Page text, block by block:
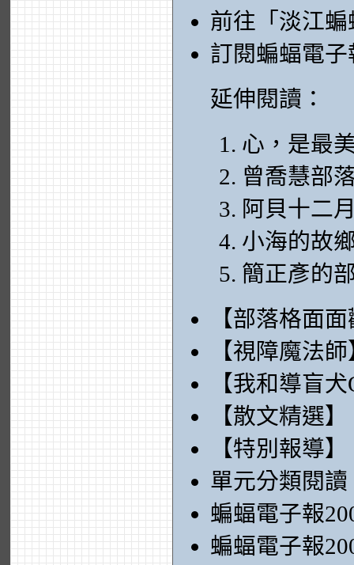
前往「淡江
訂閱蝙蝠電子
延伸閱讀：
心，是最
曾喬慧部
阿貝十二
小海的故
簡正彥的
【部落格面
【視障魔法
【我和導盲
【散文精選】
【特別報導】
單元分類閱讀
蝙蝠電子報
蝙蝠電子報